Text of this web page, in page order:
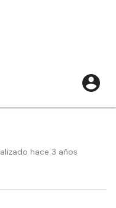
hace 3 años